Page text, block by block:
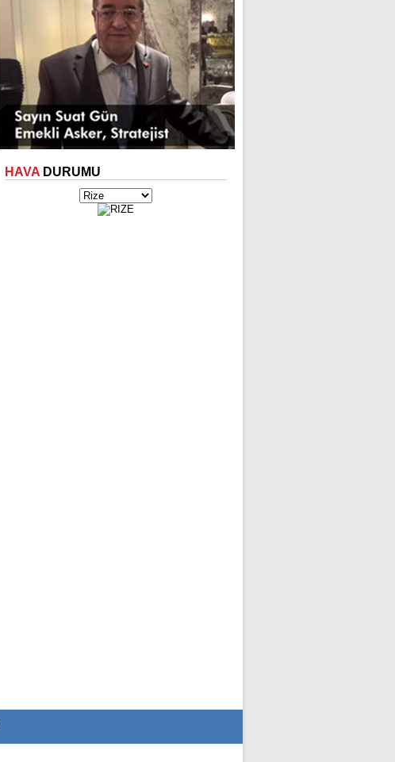
HAVA DURUMU